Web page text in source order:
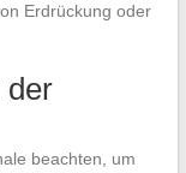
Erdrückung oder
der
beachten, um